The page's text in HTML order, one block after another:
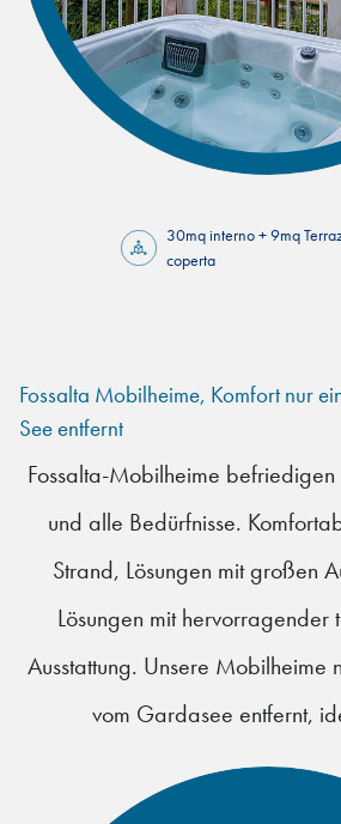
30mq interno + 9mq
coperta
Fossalta Mobilheime, Komfort nur
See entfernt
Fossalta-Mobilheime
und alle Bedürfnisse.
Strand, Lösungen mit großen
Lösungen mit hervorragender
Ausstattung. Unsere Mobilheime
vom Gardasee entfernt,